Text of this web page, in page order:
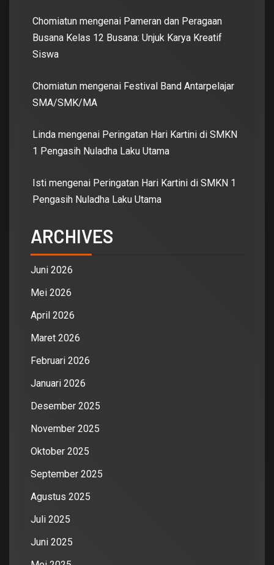
Chomiatun mengenai Pameran dan Peragaan
Busana Kelas 12 Busana: Unjuk Karya Kreatif
Siswa
Chomiatun mengenai Festival Band Antarpelajar
SMA/SMK/MA
Linda mengenai Peringatan Hari Kartini di SMKN
1 Pengasih Nuladha Laku Utama
Isti mengenai Peringatan Hari Kartini di SMKN 1
Pengasih Nuladha Laku Utama
ARCHIVES
Juni 2026
Mei 2026
April 2026
Maret 2026
Februari 2026
Januari 2026
Desember 2025
November 2025
Oktober 2025
September 2025
Agustus 2025
Juli 2025
Juni 2025